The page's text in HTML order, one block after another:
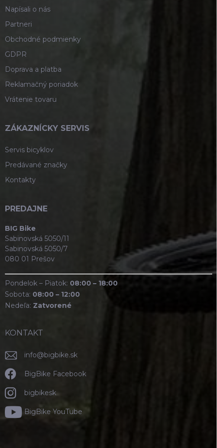
Napísali o nás
Partneri
Obchodné podmienky
GDPR
Doprava a platba
Reklamačný poriadok
Vrátenie tovaru
ZÁKAZNÍCKY SERVIS
Servis bicyklov
Predávané značky
Kontakty
PREDAJNE
BIG Bike
Sabinovská 5050/11
Sabinovská 5050/7
080 01 Prešov
Pondelok – Piatok: 08:00 – 18:00
Sobota: 08:00 – 12:00
Nedeľa: Zatvorené
KONTAKT
info@bigbike.sk
BigBike Facebook
bigbikesk
BigBike YouTube